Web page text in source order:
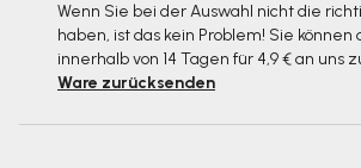
Wenn Sie bei der Auswahl nicht die
haben, ist das kein Problem! Sie können
innerhalb von 14 Tagen für 4,9 € an uns
Ware zurücksenden